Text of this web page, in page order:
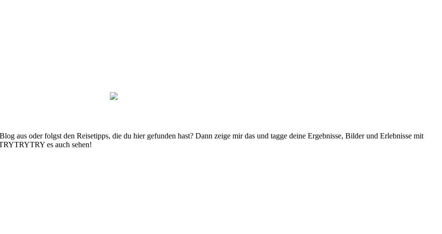
aus oder folgst den Reisetipps, die du hier gefunden hast? Dann zeige mir das und tagge deine Ergebnisse, Bilder und Erlebnisse mit
es auch sehen!